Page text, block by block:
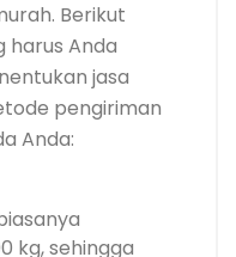
Berikut
harus Anda
jasa
pengiriman
Anda:
kg, sehingga